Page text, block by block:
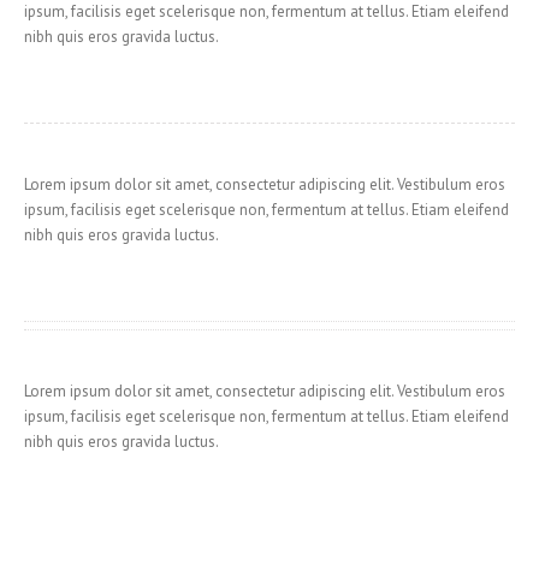
ipsum, facilisis eget scelerisque non, fermentum at tellus. Etiam eleifend
nibh quis eros gravida luctus.
Lorem ipsum dolor sit amet, consectetur adipiscing elit. Vestibulum eros
ipsum, facilisis eget scelerisque non, fermentum at tellus. Etiam eleifend
nibh quis eros gravida luctus.
Lorem ipsum dolor sit amet, consectetur adipiscing elit. Vestibulum eros
ipsum, facilisis eget scelerisque non, fermentum at tellus. Etiam eleifend
nibh quis eros gravida luctus.